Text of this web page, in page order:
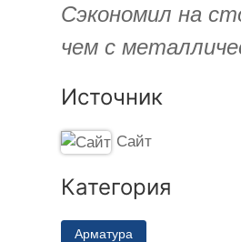
Сэкономил на
чем с
Источник
Сайт
Категория
Арматура